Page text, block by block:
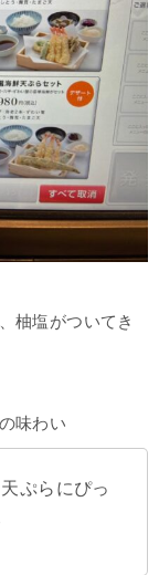
柚塩がついてき
味わい
ぷらにぴっ